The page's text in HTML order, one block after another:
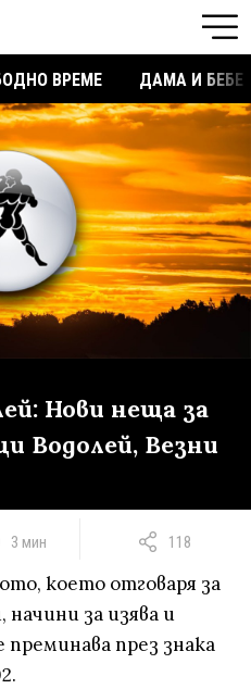
ВРЕМЕ ДАМА И БЕБЕ
Нови неща за
Водолей, Везни
3 мин 118
което отговаря за
за изява и
през знака